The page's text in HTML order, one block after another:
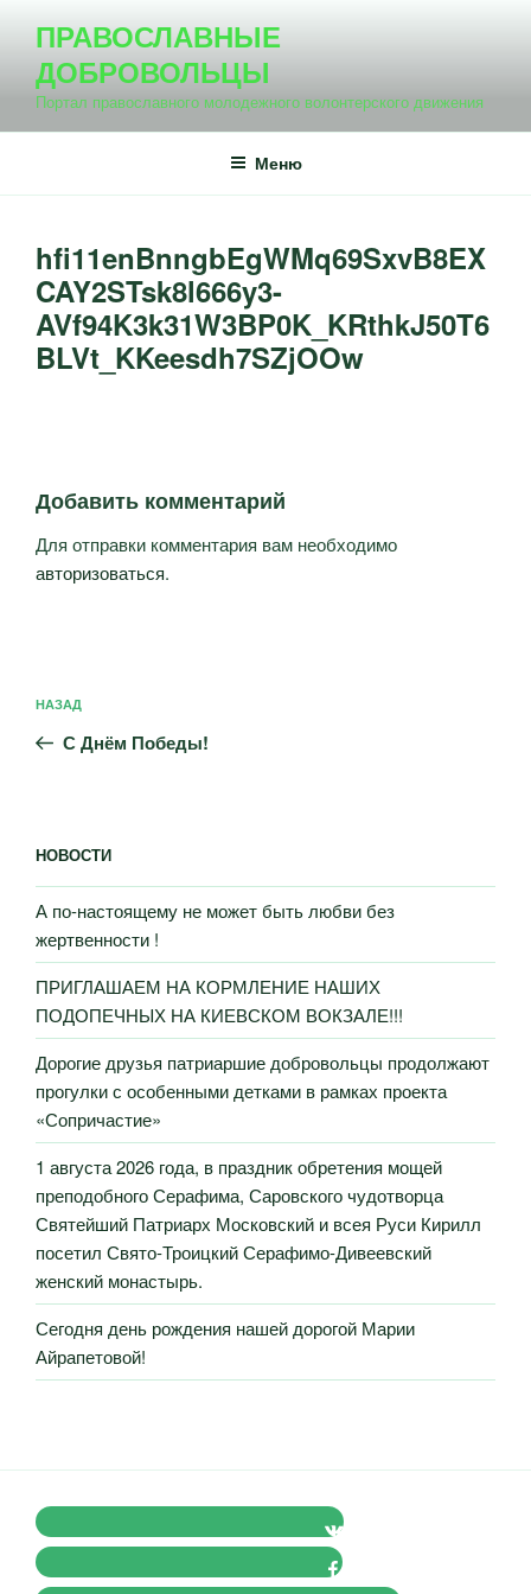
содержимому
ПРАВОСЛАВНЫЕ
ДОБРОВОЛЬЦЫ
Портал православного молодежного волонтерского движения
Меню
hfi11enBnngbEgWMq69SxvB8EX
CAY2STsk8l666y3-
AVf94K3k31W3BP0K_KRthkJ50T6
BLVt_KKeesdh7SZjOOw
Добавить комментарий
Для отправки комментария вам необходимо
авторизоваться.
по
записям
Предыдущая
запись:
НАЗАД
С Днём Победы!
НОВОСТИ
А по-настоящему не может быть любви без
жертвенности !
ПРИГЛАШАЕМ НА КОРМЛЕНИЕ НАШИХ
ПОДОПЕЧНЫХ НА КИЕВСКОМ ВОКЗАЛЕ!!!
Дорогие друзья патриаршие добровольцы продолжают
прогулки с особенными детками в рамках проекта
«Сопричастие»
1 августа 2026 года, в праздник обретения мощей
преподобного Серафима, Саровского чудотворца
Святейший Патриарх Московский и всея Руси Кирилл
посетил Свято-Троицкий Серафимо-Дивеевский
женский монастырь.
Сегодня день рождения нашей дорогой Марии
Айрапетовой!
VK Православные Добровольцы
FB Православные Добровольцы